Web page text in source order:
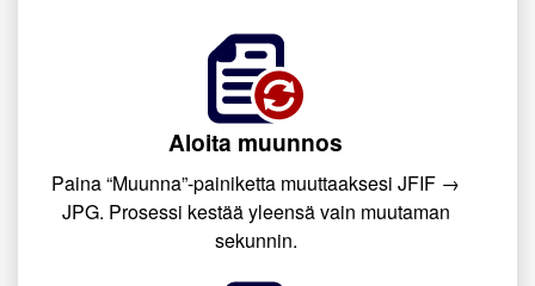
Aloita muunnos
Paina “Muunna”-painiketta muuttaaksesi JFIF →
JPG. Prosessi kestää yleensä vain muutaman
sekunnin.